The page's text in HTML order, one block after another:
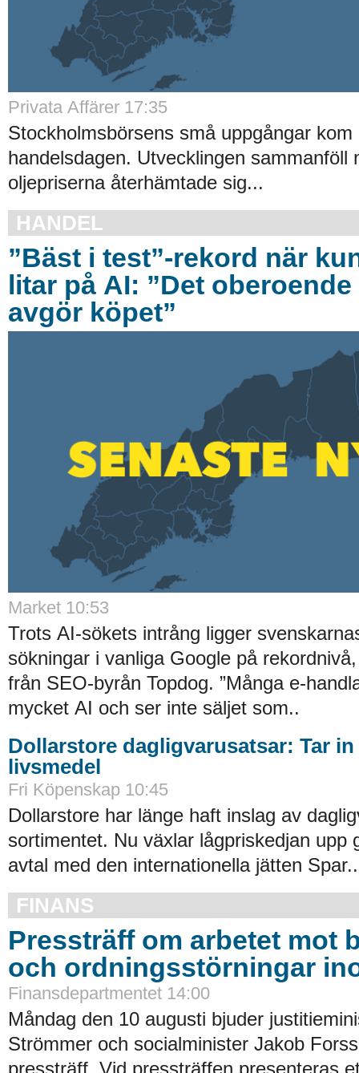
Privata Affärer 17:35
Stockholmsbörsens små uppgångar
handelsdagen. Utvecklingen sammanföll
oljepriserna återhämtade sig...
HANDEL
”Bäst i test”-rekord när
litar på AI: ”Det
avgör köpet”
Market 10:53
Trots AI-sökets intrång ligger
sökningar i vanliga Google på
från SEO-byrån Topdog. ”Många e-
mycket AI och ser inte säljet som..
Dollarstore dagligvarusatsar: Tar in
livsmedel
Fri Köpenskap 10:45
Dollarstore har länge haft inslag av
sortimentet. Nu växlar lågpriskedjan upp
avtal med den internationella jätten
FINANS
Pressträff om arbetet mot
och ordningsstörningar
Finansdepartmentet 14:00
Måndag den 10 augusti bjuder
Strömmer och socialminister Jakob
pressträff. Vid pressträffen presenteras